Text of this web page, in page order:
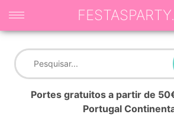
Portes gratuitos a partir de
Portugal